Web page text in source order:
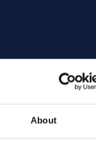
About